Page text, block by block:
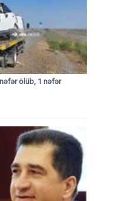
ölüb, 1 nəfər